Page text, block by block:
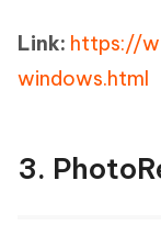
Link: https://
windows.html
3.